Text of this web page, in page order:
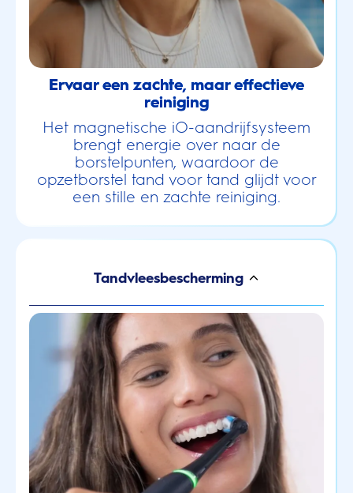
Ervaar een zachte, maar effectieve
reiniging
Het magnetische iO-aandrijfsysteem
brengt energie over naar de
borstelpunten, waardoor de
opzetborstel tand voor tand glijdt voor
een stille en zachte reiniging.
Tandvleesbescherming